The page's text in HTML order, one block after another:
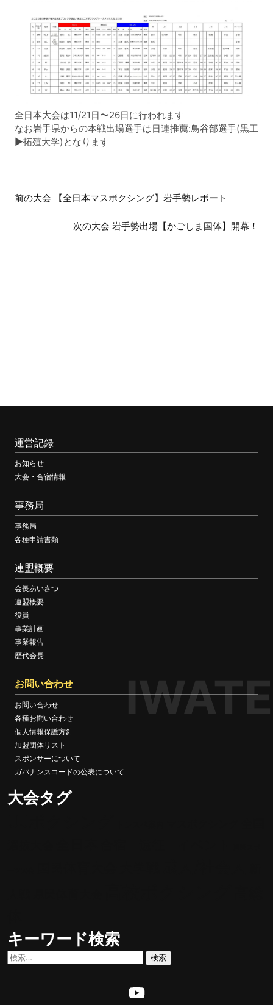
全日本大会は11/21日〜26日に行われます
なお岩手県からの本戦出場選手は日連推薦:鳥谷部選手(黒工
▶︎拓殖大学)となります
前
前の大会 【全日本マスボクシング】岩手勢レポート
次の大会 岩手勢出場【かごしま国体】開幕！
IWATE
運営記録
お知らせ
大会・合宿情報
事務局
事務局
各種申請書類
連盟概要
会長あいさつ
連盟概要
役員
事業計画
事業報告
歴代会長
お問い合わせ
お問い合わせ
各種お問い合わせ
個人情報保護方針
加盟団体リスト
スポンサーについて
ガバナンスコードの公表について
大会タグ
キーワード検索
検